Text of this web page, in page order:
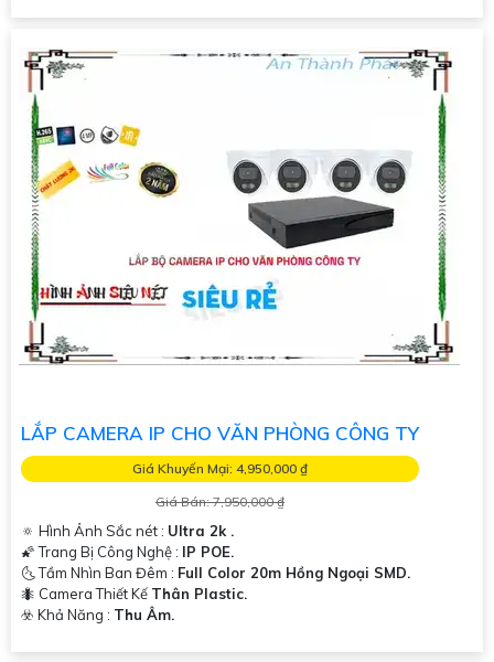
LẮP CAMERA IP CHO VĂN PHÒNG CÔNG TY
Giá Khuyến Mại: 4,950,000 ₫
Giá Bán: 7,950,000 ₫
🔅 Hình Ảnh Sắc nét : Ultra 2k .
🌠 Trang Bị Công Nghệ : IP POE.
🌜 Tầm Nhìn Ban Đêm : Full Color 20m Hồng Ngoại SMD.
🐜 Camera Thiết Kế Thân Plastic.
️☣️ Khả Năng : Thu Âm.